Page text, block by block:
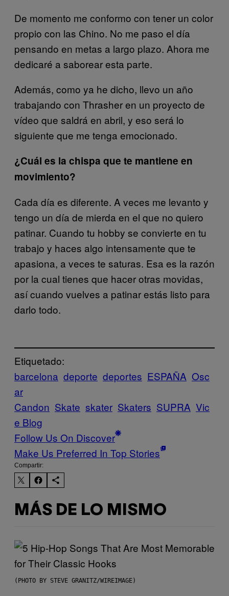
De momento me conformo con tener un color
propio con las Chino. No me paso el día
pensando en metas a largo plazo. Ahora me
dedicaré a saborear esta parte.
Además, como ya he dicho, llevo un año
trabajando con Thrasher en un proyecto de
vídeo que saldrá en abril, y eso será lo
siguiente que me tenga emocionado.
¿Cuál es la chispa que te mantiene en
movimiento?
Cada día es diferente. A veces me levanto y
tengo un día de mierda en el que no quiero
patinar. Cuando tu hobby se convierte en tu
trabajo y haces algo intensamente que te
apasiona, a veces te saturas. Esa es la razón
por la cual tienes que hacer otras movidas,
así cuando vuelves a patinar estás listo para
darlo todo.
Etiquetado:
barcelona deporte deportes ESPAÑA Osc
ar
Candon Skate skater Skaters SUPRA Vic
e Blog
Follow Us On Discover
Make Us Preferred In Top Stories
Compartir:
MÁS DE LO MISMO
(PHOTO BY STEVE GRANITZ/WIREIMAGE)